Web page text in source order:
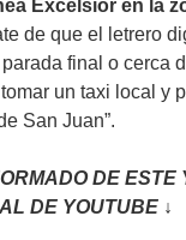
Excélsior en la
de que el letrero
final o cerca
un taxi local y
San Juan”.
DE ESTE
DE YOUTUBE ↓